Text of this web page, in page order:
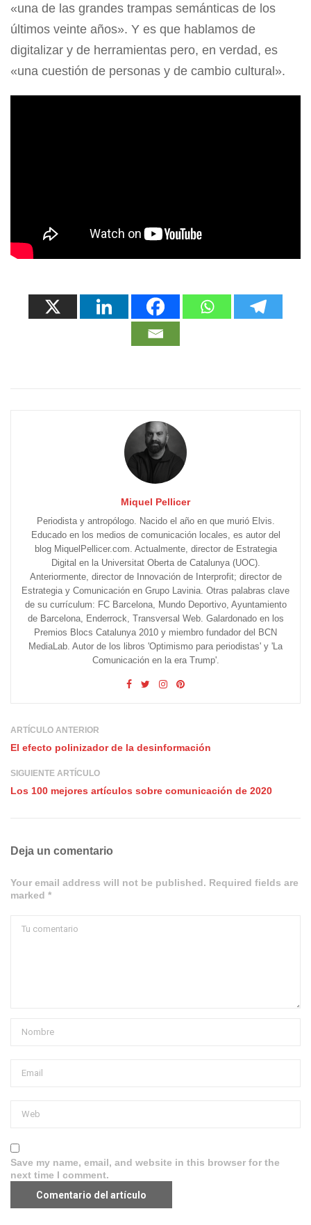
«una de las grandes trampas semánticas de los
últimos veinte años». Y es que hablamos de
digitalizar y de herramientas pero, en verdad, es
«una cuestión de personas y de cambio cultural».
Miquel Pellicer
Periodista y antropólogo. Nacido el año en que murió Elvis.
Educado en los medios de comunicación locales, es autor del
blog MiquelPellicer.com. Actualmente, director de Estrategia
Digital en la Universitat Oberta de Catalunya (UOC).
Anteriormente, director de Innovación de Interprofit; director de
Estrategia y Comunicación en Grupo Lavinia. Otras palabras clave
de su currículum: FC Barcelona, Mundo Deportivo, Ayuntamiento
de Barcelona, Enderrock, Transversal Web. Galardonado en los
Premios Blocs Catalunya 2010 y miembro fundador del BCN
MediaLab. Autor de los libros 'Optimismo para periodistas' y 'La
Comunicación en la era Trump'.
ARTÍCULO ANTERIOR
El efecto polinizador de la desinformación
SIGUIENTE ARTÍCULO
Los 100 mejores artículos sobre comunicación de 2020
Deja un comentario
Your email address will not be published. Required fields are
marked *
Save my name, email, and website in this browser for the
next time I comment.